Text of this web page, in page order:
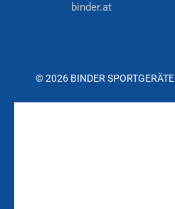
binder.at
© 2026 BINDER SPORTGERÄTE